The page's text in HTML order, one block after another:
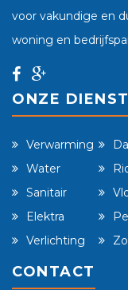
voor vakundige en
woning en
ONZE
Verwarming
Water
Sanitair
Elektra
Verlichting
CONTACT